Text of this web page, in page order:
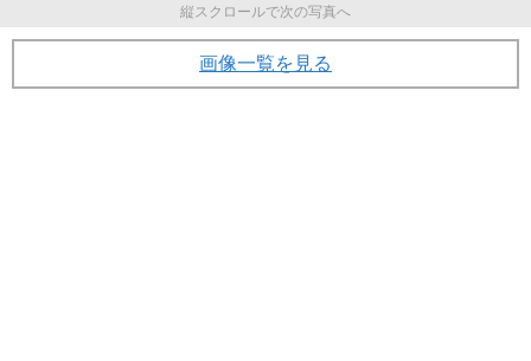
縦スクロールで次の写真へ
画像一覧を見る